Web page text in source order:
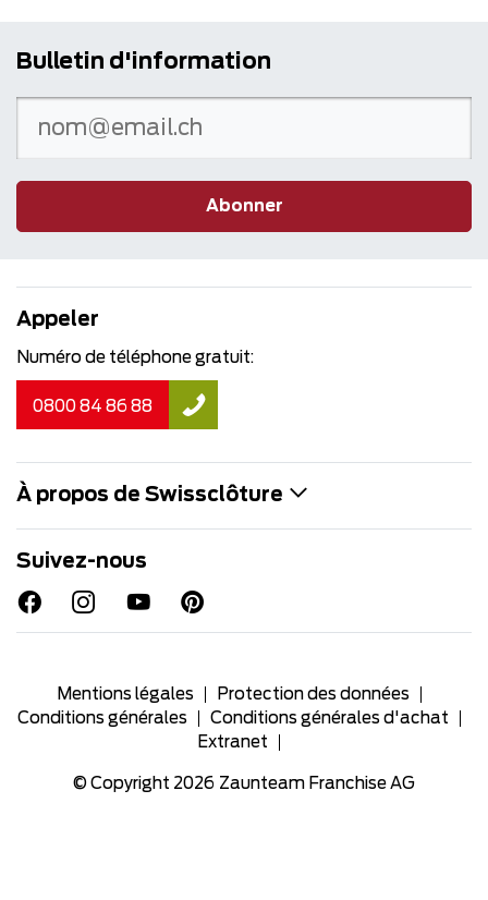
Bulletin d'information
Abonner
Appeler
Numéro de téléphone gratuit:
0800 84 86 88
À propos de Swissclôture
Suivez-nous
Mentions légales
Protection des données
Conditions générales
Conditions générales d'achat
Extranet
© Copyright 2026 Zaunteam Franchise AG